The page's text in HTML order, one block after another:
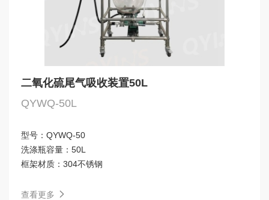
二氧化硫尾气吸收装置50L
QYWQ-50L
型号： QYWQ-50
洗涤瓶容量： 50L
框架材质： 304不锈钢
查看更多